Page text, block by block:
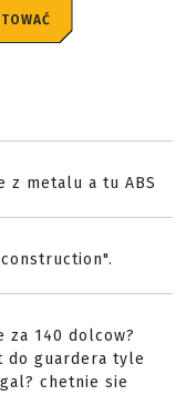
z metalu a tu ABS
za 140 dolcow?
do guardera tyle
chetnie sie